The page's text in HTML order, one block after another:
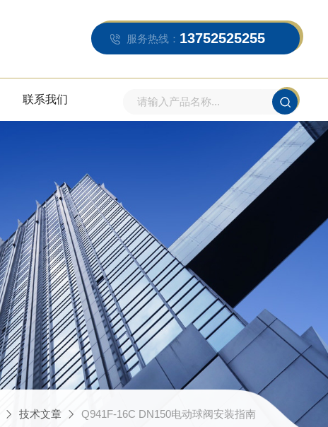
服务热线： 13752525255
联系我们
技术文章 Q941F-16C DN150电动球阀安装指南